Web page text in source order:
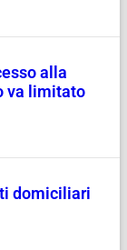
alla
va limitato
domiciliari